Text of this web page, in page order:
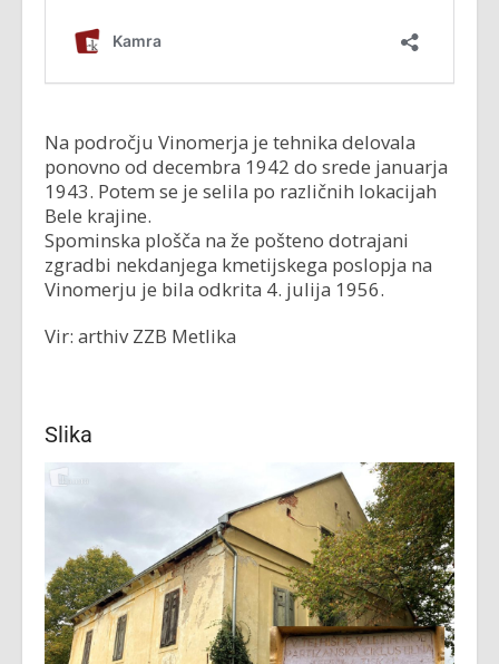
Na področju Vinomerja je tehnika delovala
ponovno od decembra 1942 do srede januarja
1943. Potem se je selila po različnih lokacijah
Bele krajine.
Spominska plošča na že pošteno dotrajani
zgradbi nekdanjega kmetijskega poslopja na
Vinomerju je bila odkrita 4. julija 1956.
Vir: arthiv ZZB Metlika
Slika